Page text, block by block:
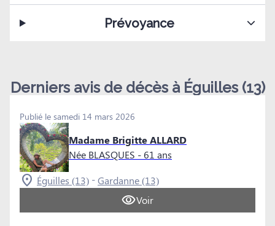
Prévoyance
Derniers avis de décès à Éguilles (13)
Publié le samedi 14 mars 2026
Madame Brigitte ALLARD
Née BLASQUES - 61 ans
Éguilles (13) -Gardanne (13)
Voir